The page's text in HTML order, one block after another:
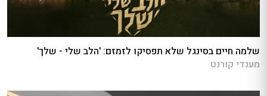
שלמה חיים בסינגל שלא תפסיקו לזמזם: 'הלב שלי - שלך'
מענדי קורנט